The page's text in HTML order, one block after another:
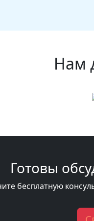
Нам
Готовы
бесплатную